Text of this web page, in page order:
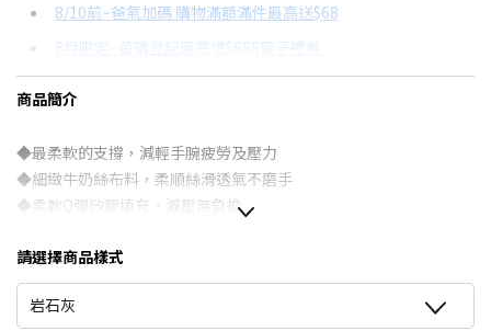
分期數
12期
24期
每期金額
$17
配合銀行/業者
8/10前~爸氣加碼 購物滿額滿件最高送$68
8月限定~首購登記最高領$888電子禮券
台灣大哥大Open Possible聯名卡滿額最高回饋25%
商品簡介
◆最柔軟的支撐，減輕手腕疲勞及壓力
◆細緻牛奶絲布料，柔順絲滑透氣不磨手
◆柔軟Q彈矽膠填充，減壓無負擔
◆PU防滑底面，緊貼桌面不易滑動
請選擇商品樣式
岩石灰